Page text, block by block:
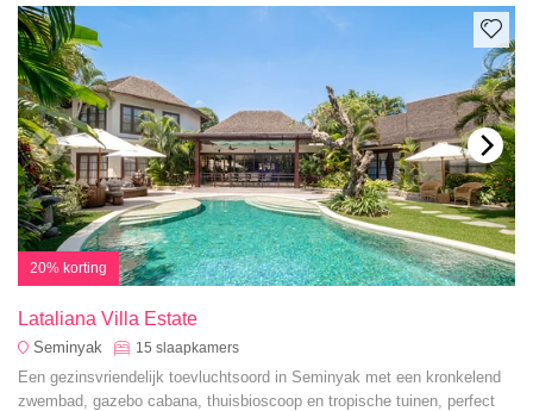
20% korting
Lataliana Villa Estate
Seminyak 15 slaapkamers
Een gezinsvriendelijk toevluchtsoord in Seminyak met een kronkelend
zwembad, gazebo cabana, thuisbioscoop en tropische tuinen, perfect